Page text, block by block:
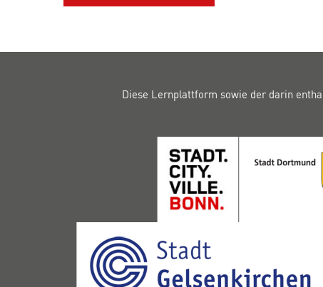
Diese Lernplattform sowie der darin